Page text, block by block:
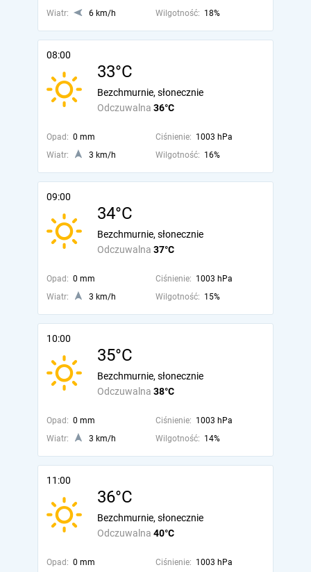
Wiatr: 6 km/h Wilgotność: 18%
08:00
33°C
Odczuwalna 36°C
Bezchmurnie, słonecznie
Opad: 0 mm Ciśnienie: 1003 hPa
Wiatr:
3 km/h Wilgotność: 16%
09:00
34°C
Odczuwalna 37°C
Bezchmurnie, słonecznie
Opad: 0 mm Ciśnienie: 1003 hPa
Wiatr:
3 km/h Wilgotność: 15%
10:00
35°C
Odczuwalna 38°C
Bezchmurnie, słonecznie
Opad: 0 mm Ciśnienie: 1003 hPa
Wiatr:
3 km/h Wilgotność: 14%
11:00
36°C
Odczuwalna 40°C
Bezchmurnie, słonecznie
Opad: 0 mm Ciśnienie: 1003 hPa